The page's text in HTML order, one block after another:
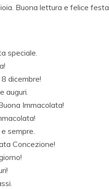
Buona lettura e felice festa
speciale.
dicembre!
auguri.
Immacolata!
sempre.
Concezione!